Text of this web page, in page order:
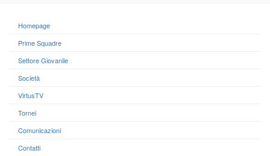
Homepage
Prime Squadre
Settore Giovanile
Società
VirtusTV
Tornei
Comunicazioni
Contatti